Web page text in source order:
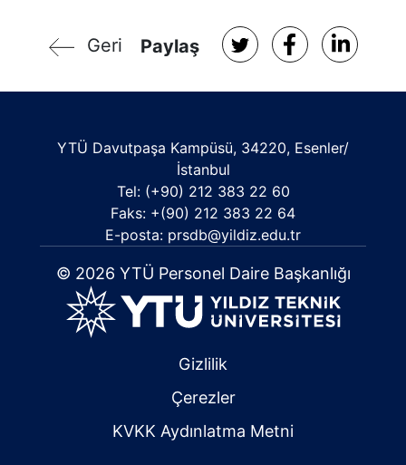
Geri Paylaş
YTÜ Davutpaşa Kampüsü, 34220, Esenler/
İstanbul
Tel: (+90) 212 383 22 60
Faks: +(90) 212 383 22 64
E-posta: prsdb@yildiz.edu.tr
© 2026 YTÜ Personel Daire Başkanlığı
Gizlilik
Çerezler
KVKK Aydınlatma Metni